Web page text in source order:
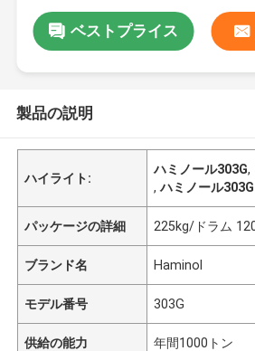
ベストプライス
製品の説明
ハイライト:
ハミノール303G,
,ハミノール
パッケージの詳細 225kg/ドラム
ブランド名 Haminol
モデル番号 303G
供給の能力 年間1000トン